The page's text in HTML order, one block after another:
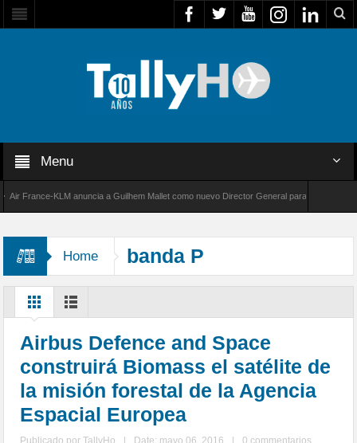
Menu
France-KLM anuncia a Guilhem Mallet como nuevo Director General para América Latina
Home banda P
Airbus Defence and Space
construirá Biomass el satélite de
la misión forestal de la Agencia
Espacial Europea